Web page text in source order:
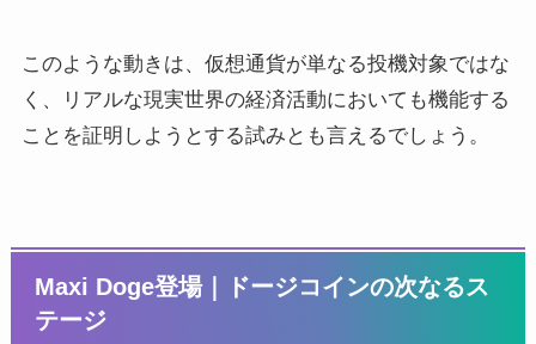
このような動きは、仮想通貨が単なる投機対象ではな
く、リアルな現実世界の経済活動においても機能する
ことを証明しようとする試みとも言えるでしょう。
Maxi Doge登場｜ドージコインの次なるス
テージ